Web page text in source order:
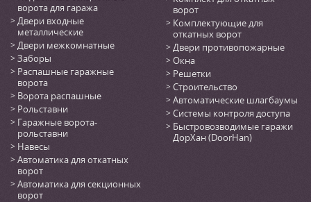
ворота для гаража
Двери входные
металлические
Двери межкомнатные
Заборы
Распашные гаражные
ворота
Ворота распашные
Рольставни
Гаражные ворота-
рольставни
Навесы
Автоматика для откатных
ворот
Автоматика для секционных
ворот
ворот
Комплектующие для
откатных ворот
Двери противопожарные
Окна
Решетки
Строительство
Автоматические шлагбаумы
Системы контроля доступа
Быстровозводимые гаражи
ДорХан (DoorHan)